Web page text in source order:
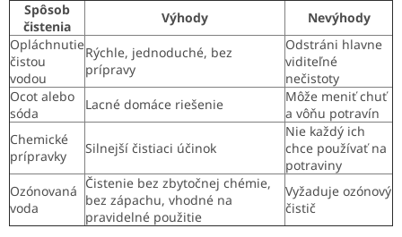
Spôsob
čistenia
Výhody
Nevýhody
Opláchnutie
čistou
vodou
Rýchle, jednoduché, bez
prípravy
Odstráni hlavne
viditeľné
nečistoty
Ocot alebo
sóda
Lacné domáce riešenie
Môže meniť chuť
a vôňu potravín
Chemické
prípravky
Silnejší čistiaci účinok
Nie každý ich
chce používať na
potraviny
Ozónovaná
voda
Čistenie bez zbytočnej chémie,
bez zápachu, vhodné na
pravidelné použitie
Vyžaduje ozónový
čistič